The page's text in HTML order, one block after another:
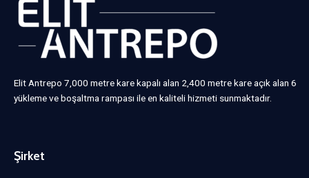
Elit Antrepo 7,000 metre kare kapalı alan 2,400 metre kare açık alan 6
yükleme ve boşaltma rampası ile en kaliteli hizmeti sunmaktadır.
Şirket